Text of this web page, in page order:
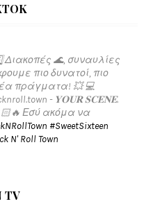
🌊, συναυλίες
πιο δυνατοί, πιο
πράγματα! 💥 💻
- 𝐘𝐎𝐔𝐑 𝐒𝐂𝐄𝐍𝐄.
Εσύ ακόμα να
#SweetSixteen
N' Roll Town
TV